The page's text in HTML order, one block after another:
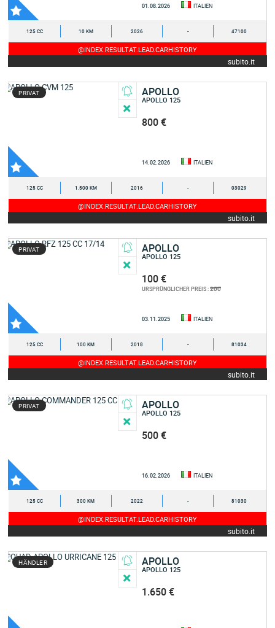
01.08.2026 ITALIEN
125 CC 10 KM 2026 - 47100
@INDEX.RESULTAT.LEAD.CARHISTORY
subito.it
PRIVAT APOLLO
APOLLO 125
800 €
14.02.2026 ITALIEN
125 CC 1.500 KM 2016 - 03029
@INDEX.RESULTAT.LEAD.CARHISTORY
subito.it
PRIVAT APOLLO
APOLLO 125
100 €
URSPRÜNGLICHER PREIS :200
03.11.2025 ITALIEN
125 CC 100 KM 2018 - 81034
@INDEX.RESULTAT.LEAD.CARHISTORY
subito.it
PRIVAT APOLLO
APOLLO 125
500 €
16.02.2026 ITALIEN
125 CC 300 KM 2022 - 81030
@INDEX.RESULTAT.LEAD.CARHISTORY
subito.it
HÄNDLER APOLLO
APOLLO 125
1.650 €